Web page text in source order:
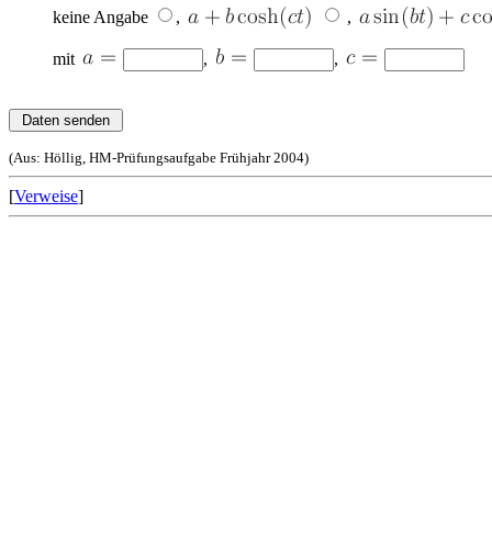
keine Angabe
mit , ,
(Aus: Höllig, HM-Prüfungsaufgabe Frühjahr 2004)
[Verweise]